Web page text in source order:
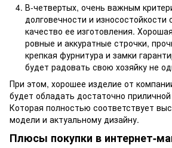
В-четвертых, очень важным
долговечности и износостойкости
качество ее изготовления.
ровные и аккуратные строчки,
крепкая фурнитура и замки
будет радовать свою хозяйку не
При этом, хорошее изделие от
будет обладать достаточно
Которая полностью соответствует
модели и актуальному дизайну.
Плюсы покупки в интернет-